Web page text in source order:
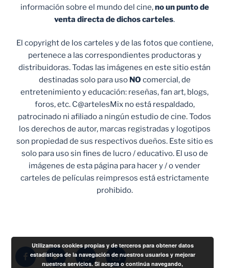
información sobre el mundo del cine,no un punto de
venta directa de dichos carteles.
El copyright de los carteles y de las fotos que contiene,
pertenece a las correspondientes productoras y
distribuidoras. Todas las imágenes en este sitio están
destinadas solo para uso NO comercial, de
entretenimiento y educación: reseñas, fan art, blogs,
foros, etc. C@artelesMix no está respaldado,
patrocinado ni afiliado a ningún estudio de cine. Todos
los derechos de autor, marcas registradas y logotipos
son propiedad de sus respectivos dueños. Este sitio es
solo para uso sin fines de lucro / educativo. El uso de
imágenes de esta página para hacer y / o vender
carteles de películas reimpresos está estrictamente
prohibido.
FacebookTwitter InstagramCorreo
electrónico
Utilizamos cookies propias y de terceros para obtener datos
estadísticos de la navegación de nuestros usuarios y mejorar
nuestros servicios. Si acepta o continúa navegando,